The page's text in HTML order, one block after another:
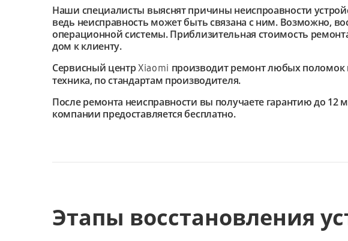
Наши специалисты выяснят причины неиспроавности
ведь неисправность может быть связана с ним. Возможно,
операционной системы. Приблизительная стоимость
дом к клиенту.
Сервисный центрXiaomi производит ремонт любых
техника, по стандартам производителя.
После ремонта неисправности вы получаете гарантию до
компании предоставляется бесплатно.
Этапы восстановления